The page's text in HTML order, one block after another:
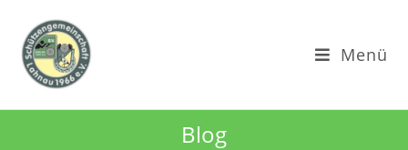
Inhalt
springen
Menü
Blog